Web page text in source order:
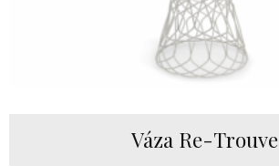
Váza Re-Trouve